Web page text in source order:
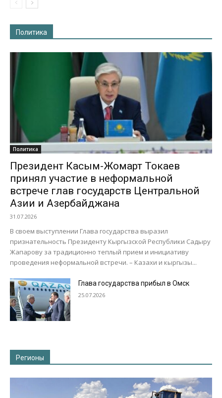
Политика
Политика
Президент Касым-Жомарт Токаев
принял участие в неформальной
встрече глав государств Центральной
Азии и Азербайджана
31.07.2026
В своем выступлении Глава государства выразил
признательность Президенту Кыргызской Республики Садыру
Жапарову за традиционно теплый прием и инициативу
проведения неформальной встречи. – Казахи и кыргызы...
Глава государства прибыл в Омск
25.07.2026
Регионы